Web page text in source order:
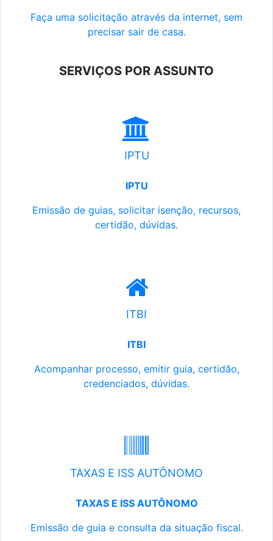
Faça uma solicitação através da internet, sem
precisar sair de casa.
SERVIÇOS POR ASSUNTO
IPTU
IPTU
Emissão de guias, solicitar isenção, recursos,
certidão, dúvidas.
ITBI
ITBI
Acompanhar processo, emitir guia, certidão,
credenciados, dúvidas.
TAXAS E ISS AUTÔNOMO
TAXAS E ISS AUTÔNOMO
Emissão de guia e consulta da situação fiscal.